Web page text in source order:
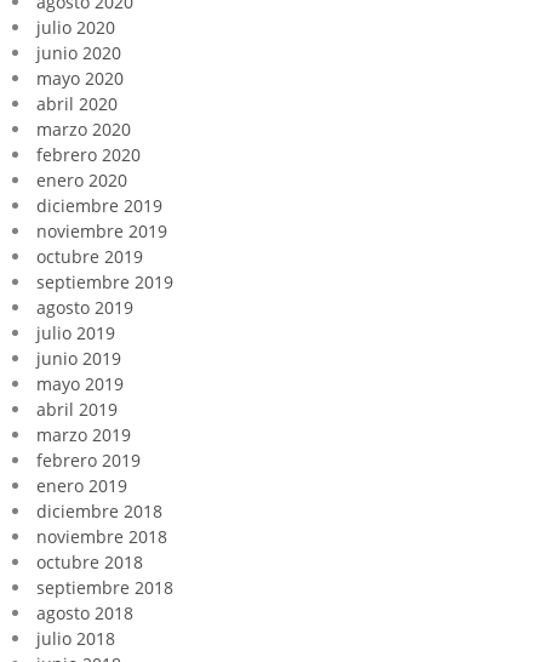
julio 2020
junio 2020
mayo 2020
abril 2020
marzo 2020
febrero 2020
enero 2020
diciembre 2019
noviembre 2019
octubre 2019
septiembre 2019
agosto 2019
julio 2019
junio 2019
mayo 2019
abril 2019
marzo 2019
febrero 2019
enero 2019
diciembre 2018
noviembre 2018
octubre 2018
septiembre 2018
agosto 2018
julio 2018